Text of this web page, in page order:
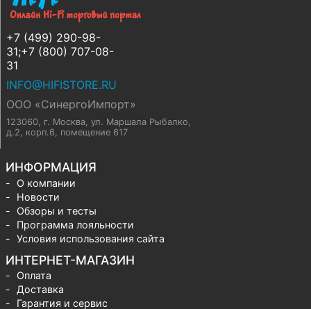
+7 (499) 290-98-
31;+7 (800) 707-08-
31
INFO@HIFISTORE.RU
ООО «СинергоИмпорт»
123060, г. Москва, ул. Маршала Рыбалко,
д.2, корп.6, помещение 617
ИНФОРМАЦИЯ
О компании
Новости
Обзоры и тесты
Программа лояльности
Условия использования сайта
ИНТЕРНЕТ-МАГАЗИН
Оплата
Доставка
Гарантия и сервис